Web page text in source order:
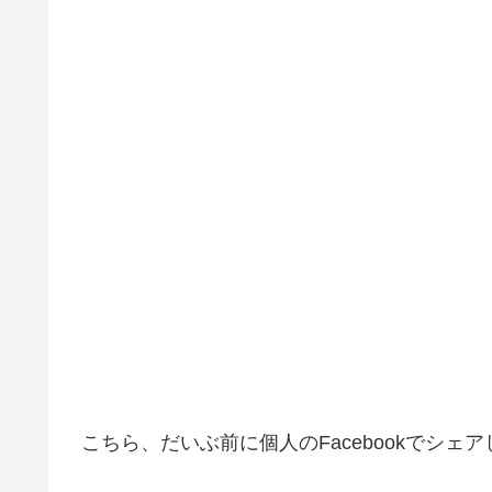
こちら、だいぶ前に個人のFacebookでシェア